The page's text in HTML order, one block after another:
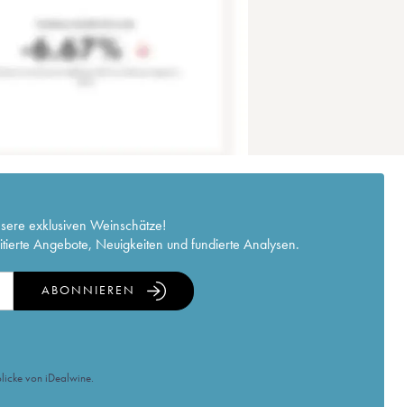
exklusiven Weinschätze!
Angebote, Neuigkeiten und fundierte Analysen.
ABONNIEREN
von iDealwine.